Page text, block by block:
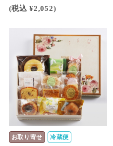
(税込 ¥2,052)
お取り寄せ
冷蔵便